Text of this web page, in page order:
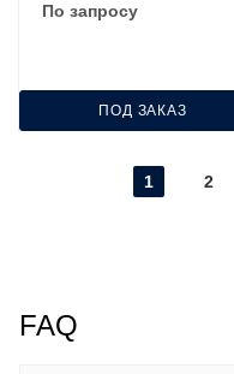
По запросу
ПОД ЗАКАЗ
1 2
FAQ